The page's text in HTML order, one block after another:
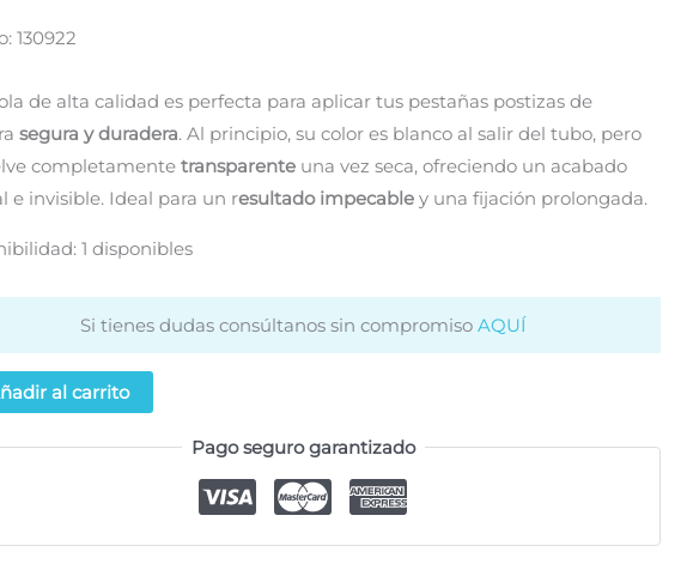
130922
de alta calidad es perfecta para aplicar tus pestañas postizas de
segura y duradera. Al principio, su color es blanco al salir del tubo, pero
completamente transparente una vez seca, ofreciendo un acabado
e invisible. Ideal para un resultado impecable y una fijación prolongada.
1 disponibles
Si tienes dudas consúltanos sin compromiso AQUÍ
al carrito
Pago seguro garantizado